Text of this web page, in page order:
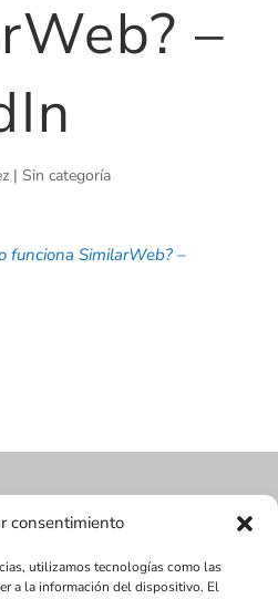
consentimiento
utilizamos tecnologías como las
a la información del dispositivo. El
–
| Sin categoría
funciona SimilarWeb? –